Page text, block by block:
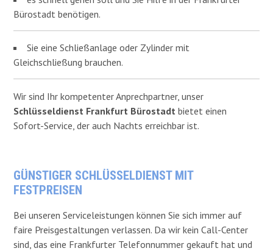
Bürostadt benötigen.
Sie eine Schließanlage oder Zylinder mit
Gleichschließung brauchen.
Wir sind Ihr kompetenter Anprechpartner, unser
Schlüsseldienst Frankfurt Bürostadt bietet einen
Sofort-Service, der auch Nachts erreichbar ist.
GÜNSTIGER SCHLÜSSELDIENST MIT
FESTPREISEN
Bei unseren Serviceleistungen können Sie sich immer auf
faire Preisgestaltungen verlassen. Da wir kein Call-Center
sind, das eine Frankfurter Telefonnummer gekauft hat und